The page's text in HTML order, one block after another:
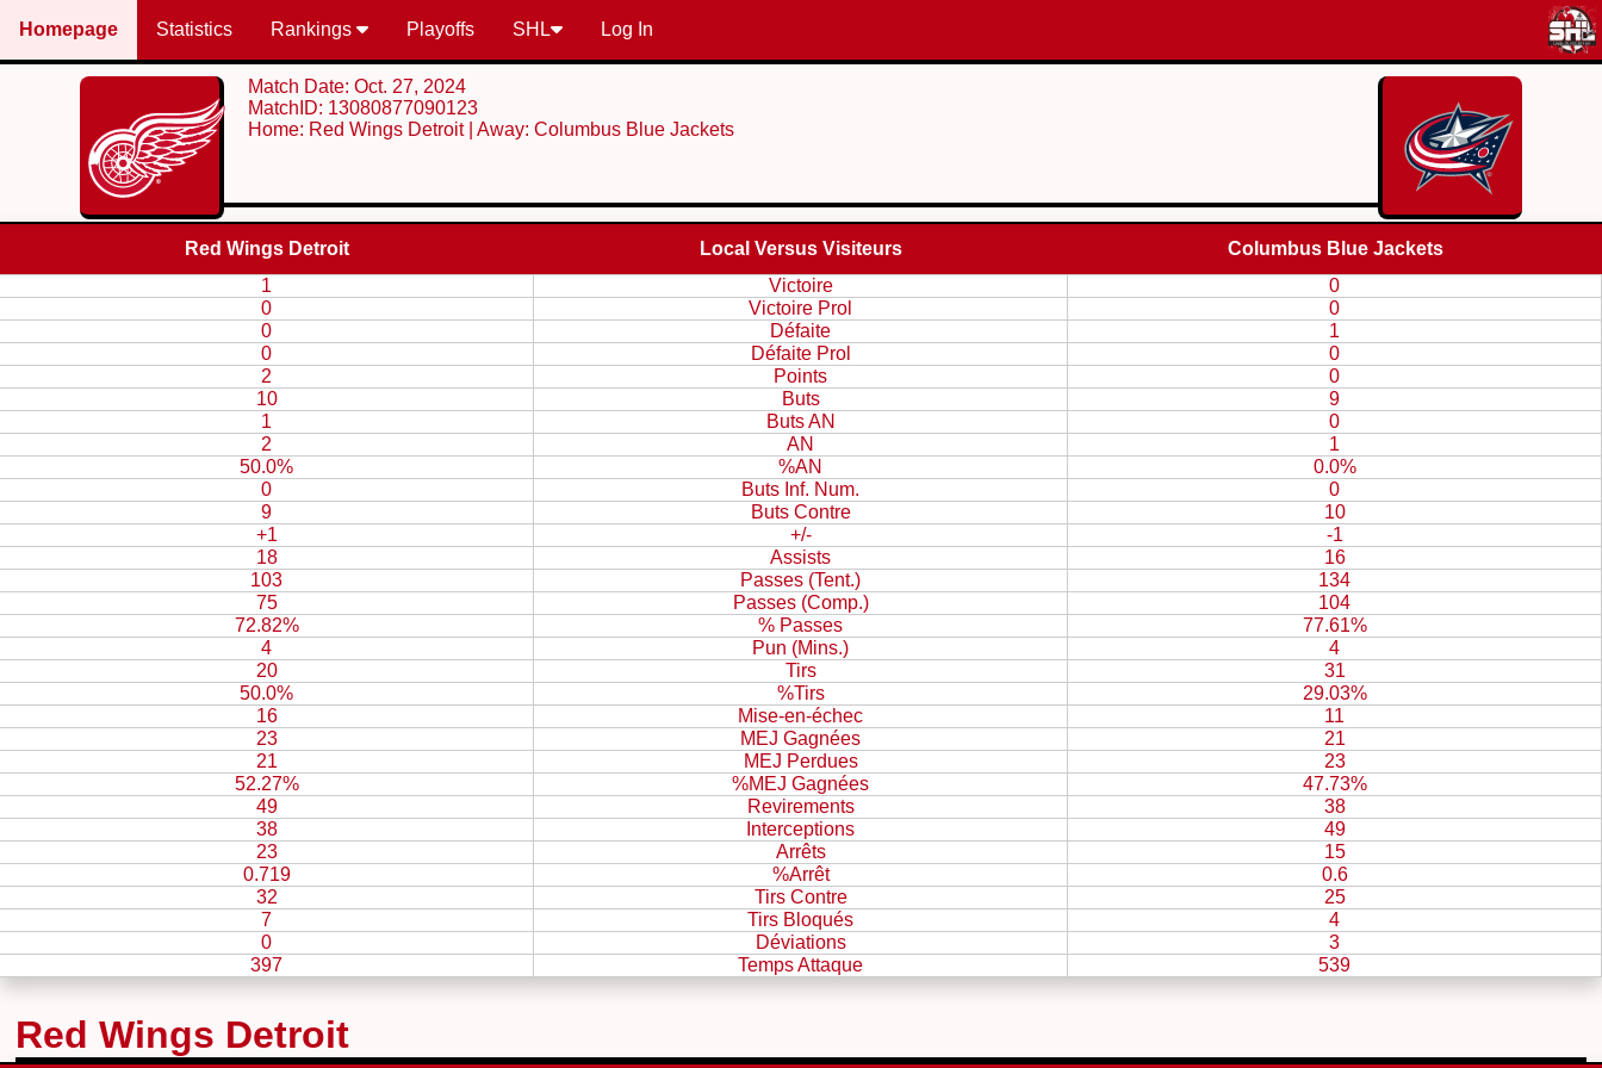
Homepage Statistics Rankings Playoffs SHL Log In
Match Date: Oct. 27, 2024
MatchID: 13080877090123
Home: Red Wings Detroit | Away: Columbus Blue Jackets
Red Wings Detroit Local Versus Visiteurs
Columbus Blue Jackets
1
Victoire
0
0
Victoire Prol
0
0
Défaite
1
0
Défaite Prol
0
2
Points
0
10
Buts
9
1
Buts AN
0
2
AN
1
50.0%
%AN
0.0%
0
Buts Inf. Num.
0
9
Buts Contre
10
+1
+/-
-1
18
Assists
16
103
Passes (Tent.)
134
75
Passes (Comp.)
104
72.82%
% Passes
77.61%
4
Pun (Mins.)
4
20
Tirs
31
50.0%
%Tirs
29.03%
16
Mise-en-échec
11
23
MEJ Gagnées
21
21
MEJ Perdues
23
52.27%
%MEJ Gagnées
47.73%
49
Revirements
38
38
Interceptions
49
23
Arrêts
15
0.719
%Arrêt
0.6
32
Tirs Contre
25
7
Tirs Bloqués
4
0
Déviations
3
397
Temps Attaque 539
Red Wings Detroit